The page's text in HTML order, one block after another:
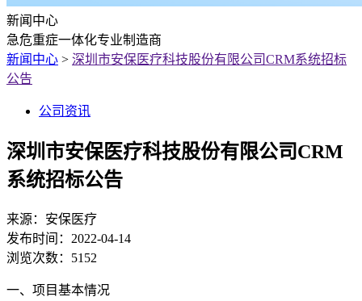
新闻中心
急危重症一体化专业制造商
新闻中心 > 深圳市安保医疗科技股份有限公司CRM系统招标
公告
公司资讯
深圳市安保医疗科技股份有限公司CRM
系统招标公告
来源： 安保医疗
发布时间： 2022-04-14
浏览次数： 5152
一、项目基本情况